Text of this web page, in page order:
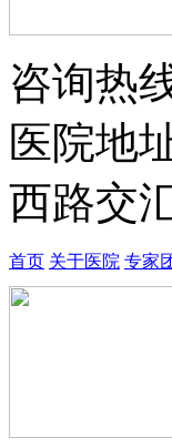
黄省让，男，医生。
于郑州第四军医…【
咨询热
医院地
西路交
首页 关于医院 专家